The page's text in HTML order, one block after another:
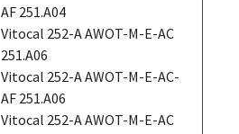
AF 251.A04
Vitocal 252-A AWOT-M-E-AC
251.A06
Vitocal 252-A AWOT-M-E-AC-
AF 251.A06
Vitocal 252-A AWOT-M-E-AC